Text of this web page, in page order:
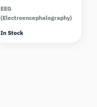
EEG
(Electroencephalography)
In Stock